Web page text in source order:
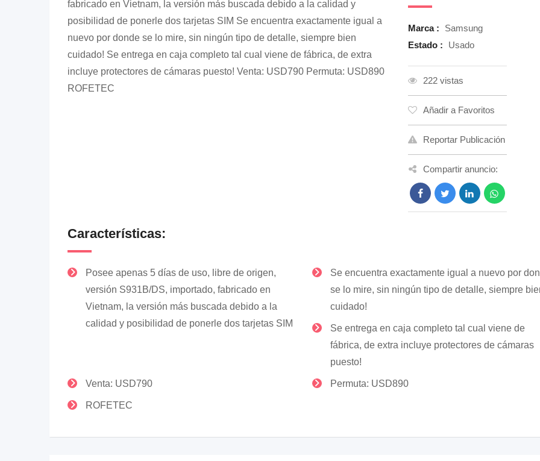
fabricado en Vietnam, la versión más buscada debido a la calidad y
posibilidad de ponerle dos tarjetas SIM Se encuentra exactamente igual a
nuevo por donde se lo mire, sin ningún tipo de detalle, siempre bien
cuidado! Se entrega en caja completo tal cual viene de fábrica, de extra
incluye protectores de cámaras puesto! Venta: USD790 Permuta: USD890
ROFETEC
Marca :
Samsung
Estado :
Usado
222 vistas
Añadir a Favoritos
Reportar Publicación
Compartir anuncio:
Características:
Posee apenas 5 días de uso, libre de origen,
versión S931B/DS, importado, fabricado en
Vietnam, la versión más buscada debido a la
calidad y posibilidad de ponerle dos tarjetas SIM
Se encuentra exactamente igual a nuevo por
se lo mire, sin ningún tipo de detalle, siempre
cuidado!
Se entrega en caja completo tal cual viene de
fábrica, de extra incluye protectores de cámaras
puesto!
Venta: USD790 Permuta: USD890
ROFETEC